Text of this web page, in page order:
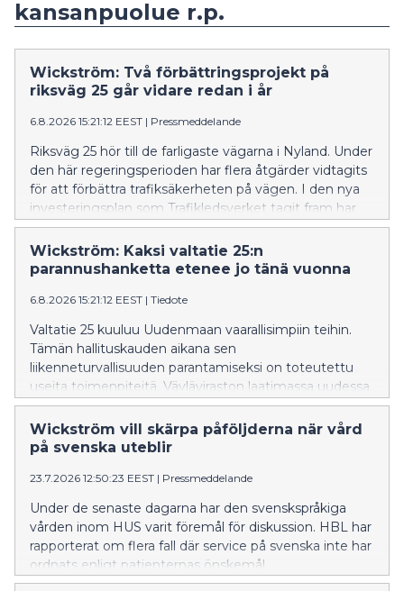
kansanpuolue r.p.
Wickström: Två förbättringsprojekt på
riksväg 25 går vidare redan i år
6.8.2026 15:21:12 EEST | Pressmeddelande
Riksväg 25 hör till de farligaste vägarna i Nyland. Under
den här regeringsperioden har flera åtgärder vidtagits
för att förbättra trafiksäkerheten på vägen. I den nya
investeringsplan som Trafikledsverket tagit fram har
åtgärder längs riksväg 25 prioriterats.
Wickström: Kaksi valtatie 25:n
parannushanketta etenee jo tänä vuonna
6.8.2026 15:21:12 EEST | Tiedote
Valtatie 25 kuuluu Uudenmaan vaarallisimpiin teihin.
Tämän hallituskauden aikana sen
liikenneturvallisuuden parantamiseksi on toteutettu
useita toimenpiteitä. Väyläviraston laatimassa uudessa
investointiohjelmassa valtatie 25:n kehittämistoimet
on asetettu etusijalle.
Wickström vill skärpa påföljderna när vård
på svenska uteblir
23.7.2026 12:50:23 EEST | Pressmeddelande
Under de senaste dagarna har den svenskspråkiga
vården inom HUS varit föremål för diskussion. HBL har
rapporterat om flera fall där service på svenska inte har
ordnats enligt patienternas önskemål.